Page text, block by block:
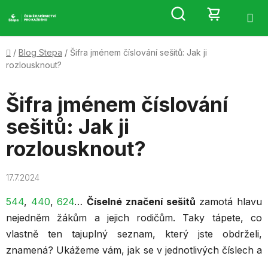
na
Hledat
KOŠÍK
Domů
/ Blog Stepa / Šifra jménem číslování sešitů: Jak ji
rozlousknout?
Šifra jménem číslování
sešitů: Jak ji
rozlousknout?
17.7.2024
544, 440,624…Číselné značení sešitů zamotá hlavu
nejedněm žákům a jejich rodičům. Taky tápete, co
vlastně ten tajuplný seznam, který jste obdrželi,
znamená? Ukážeme vám, jak se v jednotlivých číslech a